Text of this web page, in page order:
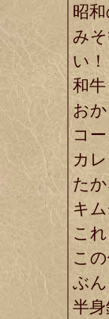
昭
み
い！
和
お
コ
カ
た
キ
こ
この
ぶ
半身